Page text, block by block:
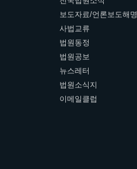
보도자료/언론보도해명
사법교류
법원동정
법원공보
뉴스레터
법원소식지
이메일클럽